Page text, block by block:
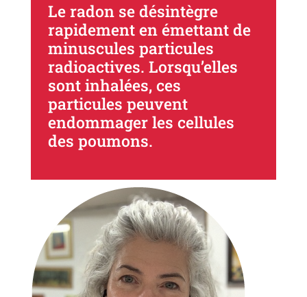
Le radon se désintègre
rapidement en émettant de
minuscules particules
radioactives. Lorsqu’elles
sont inhalées, ces
particules peuvent
endommager les cellules
des poumons.